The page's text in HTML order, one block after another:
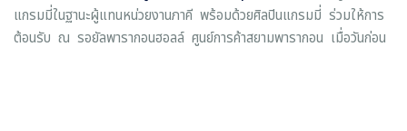
แกรมมี่ในฐานะผู้แทนหน่วยงานภาคี พร้อมด้วยศิลปินแกรมมี่ ร่วมให้การ
ต้อนรับ ณ รอยัลพารากอนฮอลล์ ศูนย์การค้าสยามพารากอน เมื่อวันก่อน